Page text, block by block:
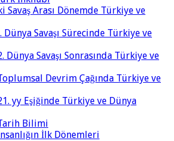
Savaş Arası Dönemde Türkiye ve
Dünya Savaşı Sürecinde Türkiye ve
Dünya Savaşı Sonrasında Türkiye ve
Devrim Çağında Türkiye ve
yy Eşiğinde Türkiye ve Dünya
Bilimi
İlk Dönemleri